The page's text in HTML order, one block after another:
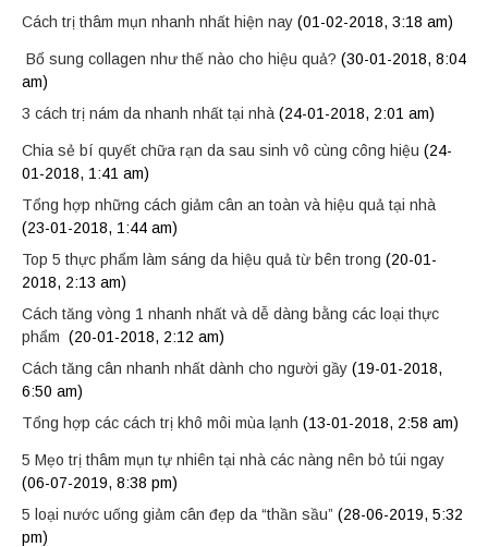
Cách trị thâm mụn nhanh nhất hiện nay (01-02-2018, 3:18 am)
Bổ sung collagen như thế nào cho hiệu quả? (30-01-2018, 8:04
am)
3 cách trị nám da nhanh nhất tại nhà (24-01-2018, 2:01 am)
Chia sẻ bí quyết chữa rạn da sau sinh vô cùng công hiệu (24-
01-2018, 1:41 am)
Tổng hợp những cách giảm cân an toàn và hiệu quả tại nhà
(23-01-2018, 1:44 am)
Top 5 thực phẩm làm sáng da hiệu quả từ bên trong (20-01-
2018, 2:13 am)
Cách tăng vòng 1 nhanh nhất và dễ dàng bằng các loại thực
phẩm (20-01-2018, 2:12 am)
Cách tăng cân nhanh nhất dành cho người gầy (19-01-2018,
6:50 am)
Tổng hợp các cách trị khô môi mùa lạnh (13-01-2018, 2:58 am)
5 Mẹo trị thâm mụn tự nhiên tại nhà các nàng nên bỏ túi ngay
(06-07-2019, 8:38 pm)
5 loại nước uống giảm cân đẹp da “thần sầu” (28-06-2019, 5:32
pm)